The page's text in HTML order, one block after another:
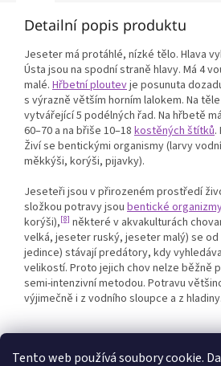
Tento web používá soubory cookie.
Detailní popis produktu
Jeseter má protáhlé, nízké tělo. Hlava
Ústa jsou na spodní straně hlavy. Má 4
malé. Hřbetní ploutevje posunuta
s výrazně větším horním lalokem. Na
vytvářející 5 podélných řad. Na hřbetě
60–70 a na břiše 10–18 kostěných štítků.
Živí se bentickými organismy (larvy
měkkýši, korýši, pijavky).
Jeseteři jsou v přirozeném prostředí
složkou potravy jsou bentické
korýši),[8] některé v akvakulturách
velká, jeseter ruský, jeseter malý) se
jedince) stávají predátory, kdy
velikostí. Proto jejich chov nelze běžně
semi-intenzivní metodou. Potravu
výjimečně i z vodního sloupce a z